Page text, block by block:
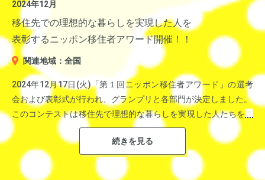
及川 卓也
マガジンハウス「こここ」統括プロデューサー/starnet代表
風間欣人
JTB総合研究所 代表取締役社長執行役員、立教大学 観光学
部 特任教授
中川淳一郎 編集者
山本ふみこ 随筆家
▼1300年の歴史を誇る北陸最古の温泉地・粟津温泉
全国各地から湯治客が訪れる。「恋人の聖地」としても有名。
「鶴光の噂のゴールデンリクエスト」から誕生した音頭の披露で
は、総勢10名のアナウンサーがリスナーと共に歌って踊り当日一
番の盛り上がりを見せ、５時間におよぶ豪華生放送は無事幕を閉
じた。
2月14日にオンエアしました。
2024年12月
移住先での理想的な暮らしを実現した人を
表彰するニッポン移住者アワード開催！！
関連地域：全国
2024年12月17日(火)「第１回ニッポン移住者アワード」の選考
会および表彰式が行われ、グランプリと各部門が決定しました。
このコンテストは移住先で理想的な暮らしを実現した人たちを表
彰するもので、産経新聞社、ニッポン放送、BSフジ、扶桑社、
ポニーキャニオンのフジサンケイグループ5社の地域創生セクシ
ョンが主催しています。
ご参加していただいた自治体は一次選考で12自治体の18組、最